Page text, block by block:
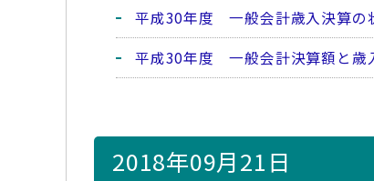
平成30年度 一般会計歳入決算の
平成30年度 一般会計決算額と歳
2018年09月21日